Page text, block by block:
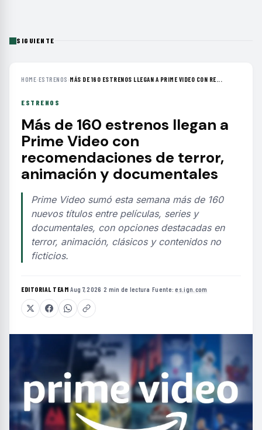
SIGUIENTE
HOME›ESTRENOS ›MÁS DE 160 ESTRENOS LLEGAN A PRIME VIDEO CON RE...
ESTRENOS
Más de 160 estrenos llegan a
Prime Video con
recomendaciones de terror,
animación y documentales
Prime Video sumó esta semana más de 160
nuevos títulos entre películas, series y
documentales, con opciones destacadas en
terror, animación, clásicos y contenidos no
ficticios.
EDITORIAL TEAM·Aug 7, 2026 ·2 min de lectura ·Fuente:es.ign.com